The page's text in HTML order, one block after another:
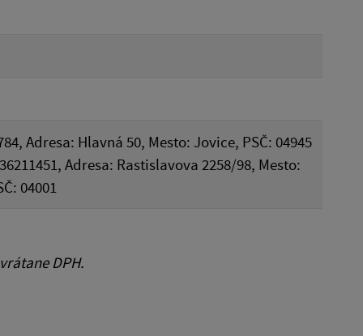
Adresa: Hlavná 50, Mesto: Jovice, PSČ: 04945
Adresa: Rastislavova 2258/98, Mesto:
04001
DPH.